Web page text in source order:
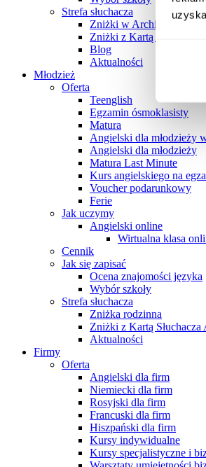
Strefa słuchacza
Zniżki w Archibaldzie
Zniżki z Kartą Słuchacza
Blog
Aktualności
Młodzież
Oferta
Teenglish
Egzamin ósmoklasisty
Matura
Angielski dla młodzieży
Angielski dla młodzieży
Matura Last Minute
Kurs angielskiego na
Voucher podarunkowy
Ferie
Jak uczymy
Angielski online
Wirtualna klasa
Cennik
Jak się zapisać
Ocena znajomości języka
Wybór szkoły
Strefa słuchacza
Zniżka rodzinna
Zniżki z Kartą Słuchacza
Aktualności
Firmy
Oferta
Angielski dla firm
Niemiecki dla firm
Rosyjski dla firm
Francuski dla firm
Hiszpański dla firm
Kursy indywidualne
Kursy specjalistyczne i